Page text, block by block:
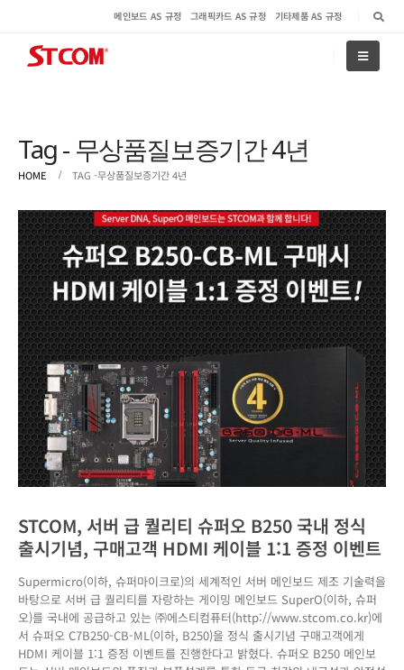
메인보드 AS 규정 그래픽카드 AS 규정 기타제품 AS 규정
Tag - 무상품질보증기간 4년
HOME TAG -무상품질보증기간 4년
STCOM, 서버 급 퀄리티 슈퍼오 B250 국내 정식
출시기념, 구매고객 HDMI 케이블 1:1 증정 이벤트
Supermicro(이하, 슈퍼마이크로)의 세계적인 서버 메인보드 제조 기술력을
바탕으로 서버 급 퀄리티를 자랑하는 게이밍 메인보드 SuperO(이하, 슈퍼
오)를 국내에 공급하고 있는 ㈜에스티컴퓨터(http://www.stcom.co.kr)에
서 슈퍼오 C7B250-CB-ML(이하, B250)을 정식 출시기념 구매고객에게
HDMI 케이블 1:1 증정 이벤트를 진행한다고 밝혔다. 슈퍼오 B250 메인보